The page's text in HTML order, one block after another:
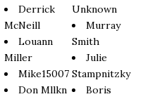
Derrick
McNeill
Louann
Miller
Mike15007
Don Mllkn
Unknown
Murray
Smith
Julie
Stampnitzky
Boris